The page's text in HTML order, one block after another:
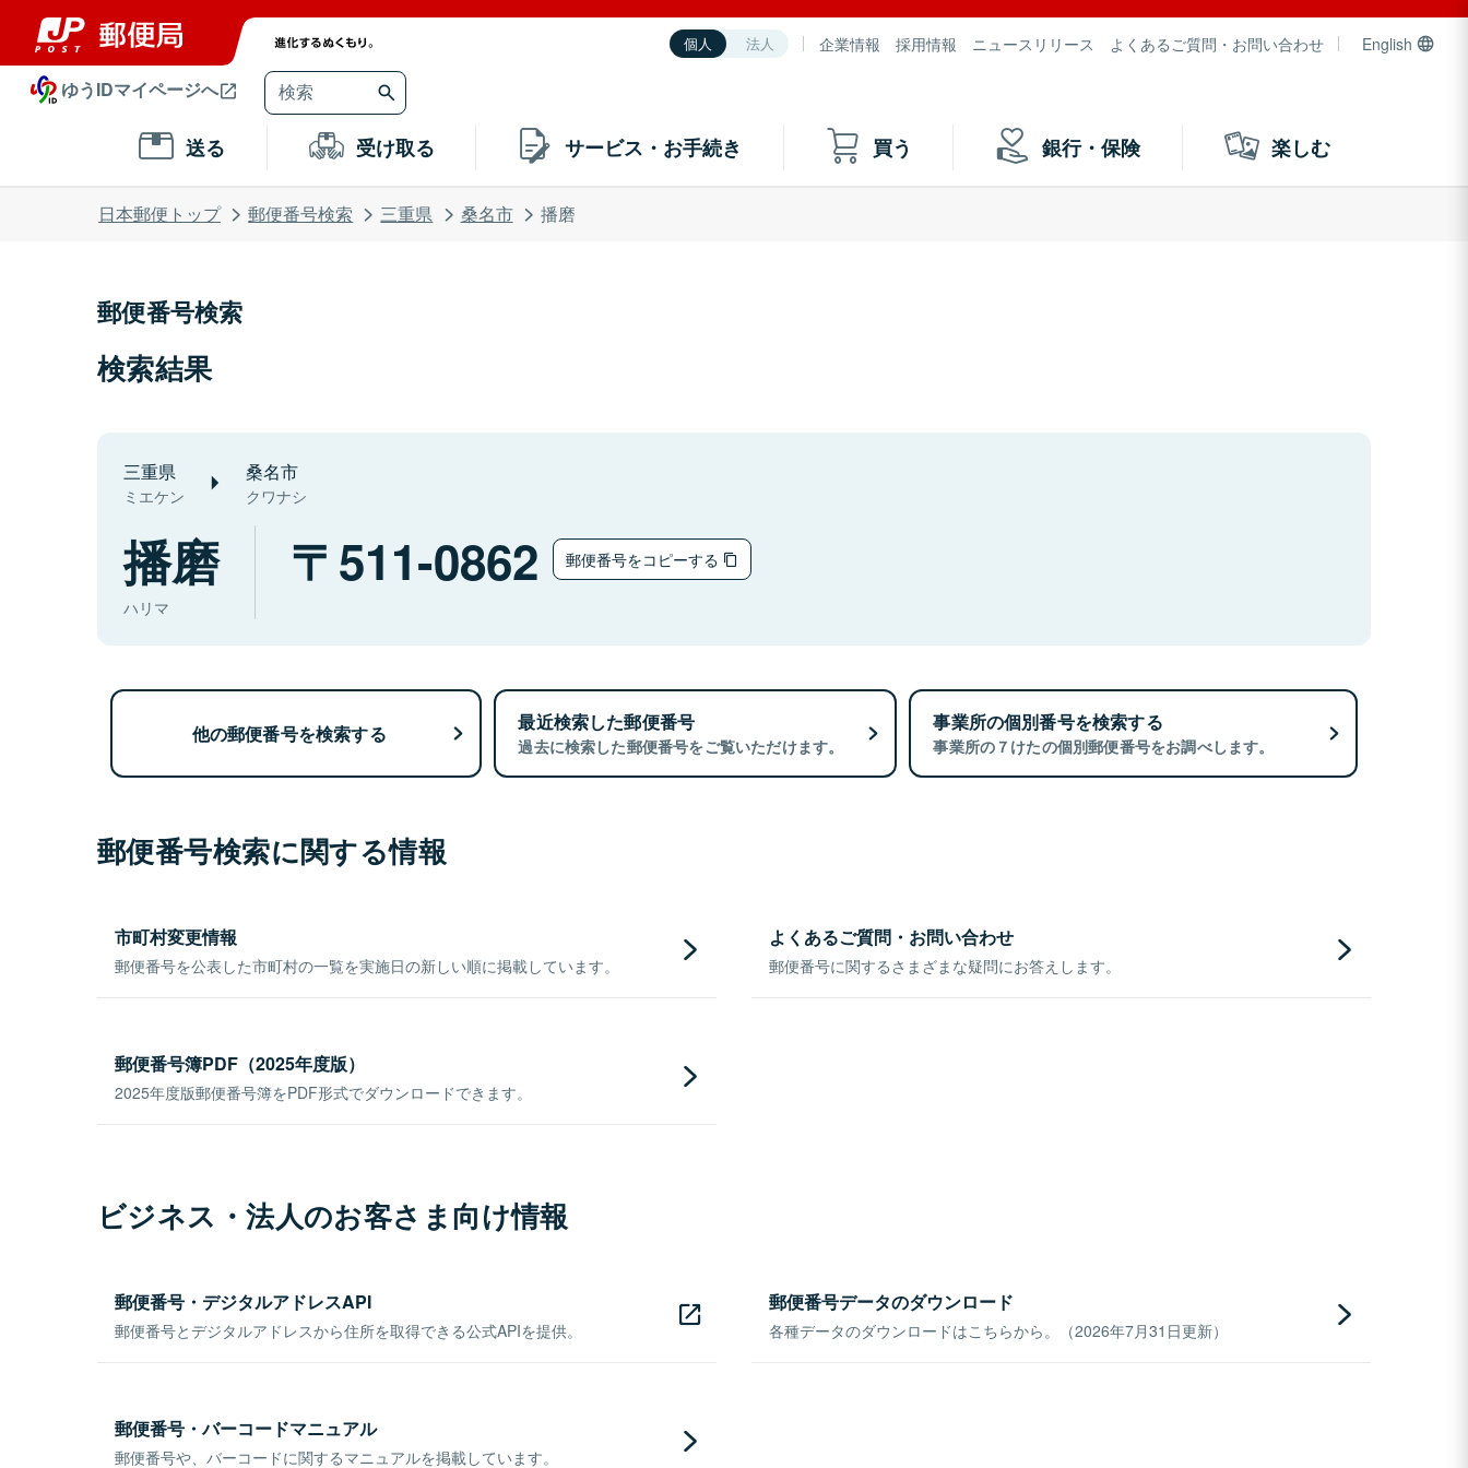
個人 法人 企業情報 採用情報 ニュースリリース よくあるご質問・お問い合わせ English
ゆうIDマイページへ
送る 受け取る サービス・お手続き 買う 銀行・保険 楽しむ
日本郵便トップ 郵便番号検索 三重県 桑名市 播磨
郵便番号検索
検索結果
三重県
ミエケン
桑名市
クワナシ
播磨
ハリマ
511-0862 郵便番号をコピーする
他の郵便番号を検索する 最近検索した郵便番号
過去に検索した郵便番号をご覧いただけます。
事業所の個別番号を検索する
事業所の７けたの個別郵便番号をお調べします。
郵便番号検索に関する情報
市町村変更情報
郵便番号を公表した市町村の一覧を実施日の新しい順に掲載しています。
よくあるご質問・お問い合わせ
郵便番号に関するさまざまな疑問にお答えします。
郵便番号簿PDF（2025年度版）
2025年度版郵便番号簿をPDF形式でダウンロードできます。
ビジネス・法人のお客さま向け情報
郵便番号・デジタルアドレスAPI
郵便番号とデジタルアドレスから住所を取得できる公式APIを提供。
郵便番号データのダウンロード
各種データのダウンロードはこちらから。（2026年7月31日更新）
郵便番号・バーコードマニュアル
郵便番号や、バーコードに関するマニュアルを掲載しています。